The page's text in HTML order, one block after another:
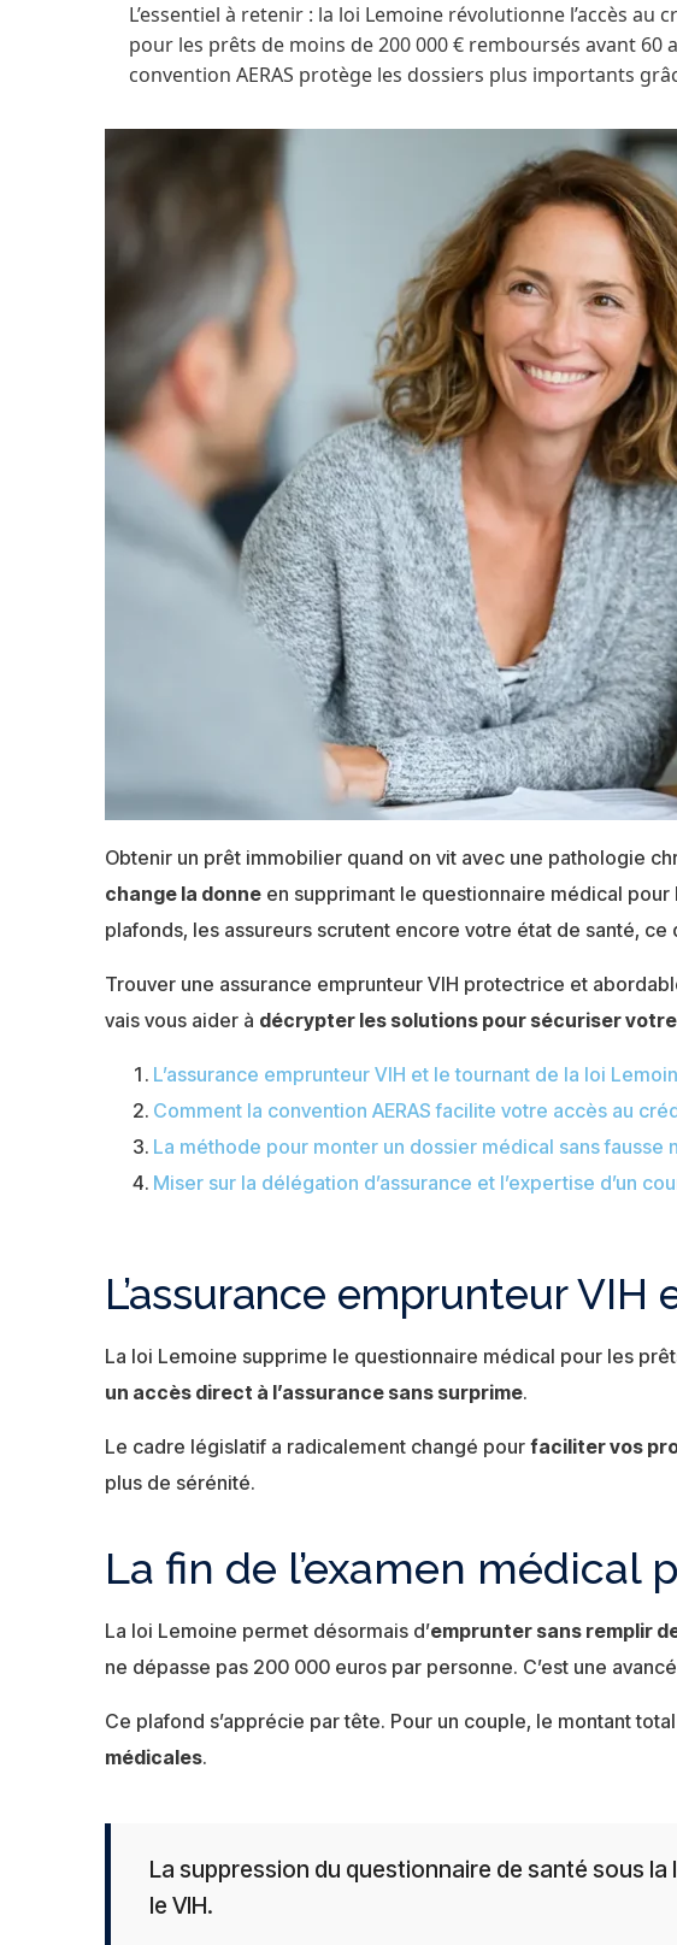
L’essentiel à retenir : la loi Lemoine révolutionne l’accès
pour les prêts de moins de 200 000 € remboursés avant
convention AERAS protège les dossiers plus importants
Obtenir un prêt immobilier quand on vit avec une pathologie
change la donne en supprimant le questionnaire médical
plafonds, les assureurs scrutent encore votre état de santé,
Trouver une assurance emprunteur VIH protectrice et
vais vous aider à décrypter les solutions pour sécuriser
L’assurance emprunteur VIH et le tournant de la loi
Comment la convention AERAS facilite votre accès au
La méthode pour monter un dossier médical sans fausse
Miser sur la délégation d’assurance et l’expertise d’un
L’assurance emprunteur
La loi Lemoine supprime le questionnaire médical pour les
un accès direct à l’assurance sans surprime.
Le cadre législatif a radicalement changé pour faciliter vos
plus de sérénité.
La fin de l’examen
La loi Lemoine permet désormais d’emprunter sans remplir
ne dépasse pas 200 000 euros par personne. C’est une
Ce plafond s’apprécie par tête. Pour un couple, le montant
médicales.
La suppression du questionnaire de santé sous
le VIH.